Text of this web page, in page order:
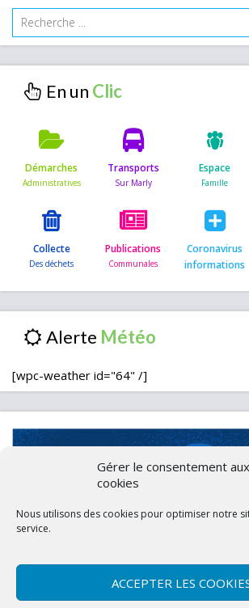
Gérer le consentement aux
cookies
Nous utilisons des cookies pour optimiser notre
service.
ACCEPTER LES
En un
Démarches Transports Espace
Collecte Publications
Coronavirus
informations
Alerte
[wpc-weather id="64" /]